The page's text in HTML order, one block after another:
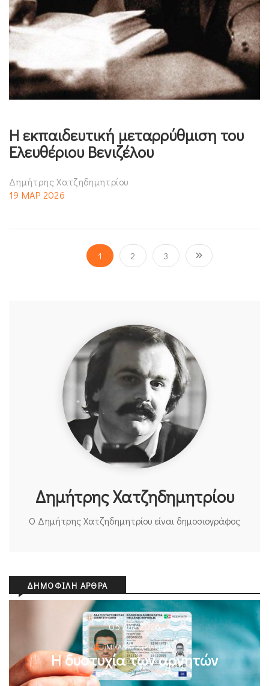
Η εκπαιδευτική μεταρρύθμιση του
Ελευθέριου Βενιζέλου
Δημήτρης Χατζηδημητρίου
19 ΜΑΡ 2026
1 2 3
Δημήτρης Χατζηδημητρίου
Ο Δημήτρης Χατζηδημητρίου είναι δημοσιογράφος
ΔΗΜΟΦΙΛΉ ΆΡΘΡΑ
05 Αυγ 2026
ΜΙΧΆΛΗΣ ΚΥΡΙΑΚΊΔΗΣ
Η δυστυχία των αρνητών